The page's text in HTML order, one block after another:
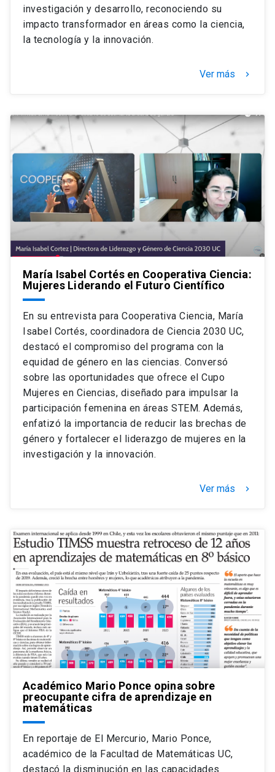
investigación y desarrollo, reconociendo su
impacto transformador en áreas como la ciencia,
la tecnología y la innovación.
Ver más keyboard_arrow_right
María Isabel Cortés en Cooperativa Ciencia:
Mujeres Liderando el Futuro Científico
En su entrevista para Cooperativa Ciencia, María
Isabel Cortés, coordinadora de Ciencia 2030 UC,
destacó el compromiso del programa con la
equidad de género en las ciencias. Conversó
sobre las oportunidades que ofrece el Cupo
Mujeres en Ciencias, diseñado para impulsar la
participación femenina en áreas STEM. Además,
enfatizó la importancia de reducir las brechas de
género y fortalecer el liderazgo de mujeres en la
investigación y la innovación.
Ver más keyboard_arrow_right
Académico Mario Ponce opina sobre
preocupante cifra de aprendizaje en
matemáticas
En reportaje de El Mercurio, Mario Ponce,
académico de la Facultad de Matemáticas UC,
destacó la disminución en las capacidades